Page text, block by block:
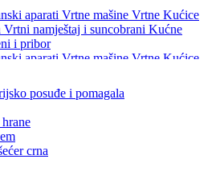
aparati Vrtne mašine Vrtne Kućice
Vrtni namještaj i suncobrani Kućne
i pribor
aparati Vrtne mašine Vrtne Kućice
i pribor
posuđe i pomagala
crna